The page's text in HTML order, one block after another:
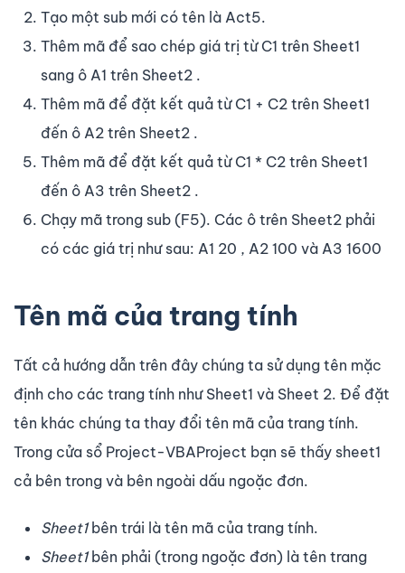
Tạo một sub mới có tên là Act5.
Thêm mã để sao chép giá trị từ C1 trên Sheet1
sang ô A1 trên Sheet2 .
Thêm mã để đặt kết quả từ C1 + C2 trên Sheet1
đến ô A2 trên Sheet2 .
Thêm mã để đặt kết quả từ C1 * C2 trên Sheet1
đến ô A3 trên Sheet2 .
Chạy mã trong sub (F5). Các ô trên Sheet2 phải
có các giá trị như sau: A1 20 , A2 100 và A3 1600
Tên mã của trang tính
Tất cả hướng dẫn trên đây chúng ta sử dụng tên mặc
định cho các trang tính như Sheet1 và Sheet 2. Để đặt
tên khác chúng ta thay đổi tên mã của trang tính.
Trong cửa sổ Project-VBAProject bạn sẽ thấy sheet1
cả bên trong và bên ngoài dấu ngoặc đơn.
Sheet1bên trái là tên mã của trang tính.
Sheet1bên phải (trong ngoặc đơn) là tên trang